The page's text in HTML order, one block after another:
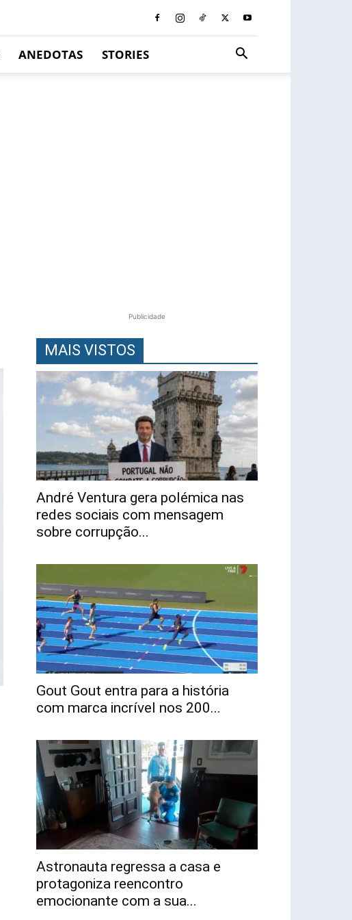
ANEDOTAS STORIES
Publicidade
MAIS VISTOS
André Ventura gera polémica nas
redes sociais com mensagem
sobre corrupção...
Gout Gout entra para a história
com marca incrível nos 200...
Astronauta regressa a casa e
protagoniza reencontro
emocionante com a sua...